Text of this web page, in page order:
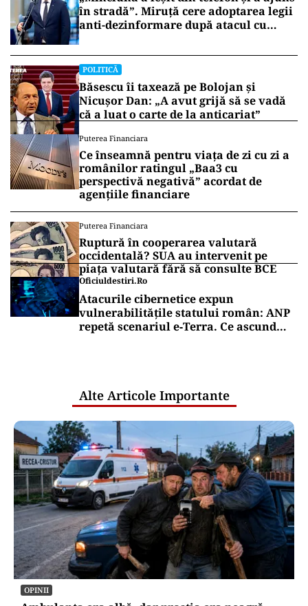
în stradă”. Miruță cere adoptarea legii
anti-dezinformare după atacul cu
POLITICĂ
Băsescu îi taxează pe Bolojan și
Nicușor Dan: „A avut grijă să se vadă
că a luat o carte de la anticariat”
Puterea Financiara
Ce înseamnă pentru viața de zi cu zi a
românilor ratingul „Baa3 cu
perspectivă negativă” acordat de
agențiile financiare
Puterea Financiara
Ruptură în cooperarea valutară
occidentală? SUA au intervenit pe
piața valutară fără să consulte BCE
Oficiuldestiri.ro
Atacurile cibernetice expun
vulnerabilitățile statului român: ANP
repetă scenariul e‑Terra. Ce ascund
Alte Articole Importante
OPINII